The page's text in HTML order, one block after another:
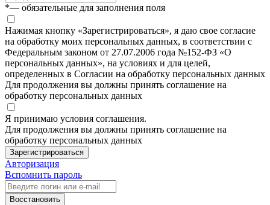
*— обязательные для заполнения поля
Нажимая кнопку «Зарегистрироваться», я даю свое согласие
на обработку моих персональных данных, в соответствии с
Федеральным законом от 27.07.2006 года №152-ФЗ «О
персональных данных», на условиях и для целей,
определенных в Согласии на обработку персональных данных
Для продолжения вы должны принять соглашение на
обработку персональных данных
Я принимаю условия соглашения.
Для продолжения вы должны принять соглашение на
обработку персональных данных
Зарегистрироваться
Авторизация
Вспомнить пароль
Восстановить